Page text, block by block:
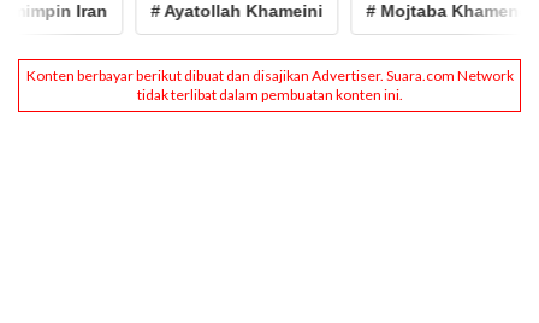
Iran # Ayatollah Khameini # Mojtaba Khamenei